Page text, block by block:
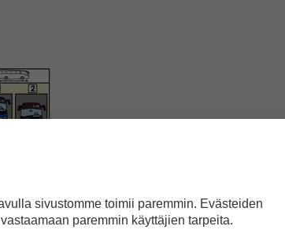
autoasemalta.
sivustomme toimii paremmin. Evästeiden
paremmin käyttäjien tarpeita.